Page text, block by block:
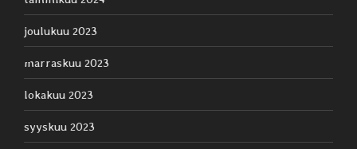
joulukuu 2023
marraskuu 2023
lokakuu 2023
syyskuu 2023